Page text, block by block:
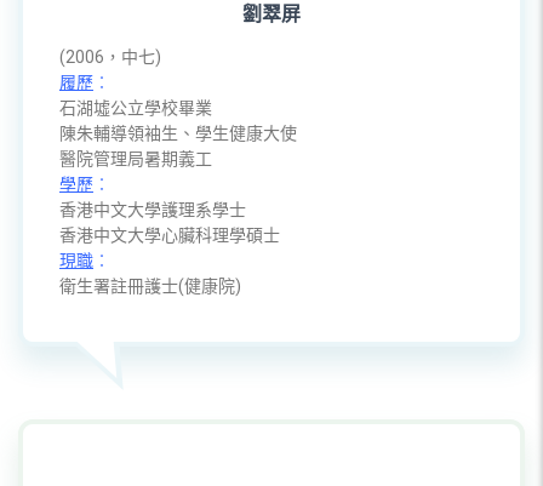
劉翠屏
(2006，中七)
履歷 ︰
石湖墟公立學校畢業
陳朱輔導領袖生、學生健康大使
醫院管理局暑期義工
學歷 ︰
香港中文大學護理系學士
香港中文大學心臟科理學碩士
現職 ︰
衛生署註冊護士(健康院)